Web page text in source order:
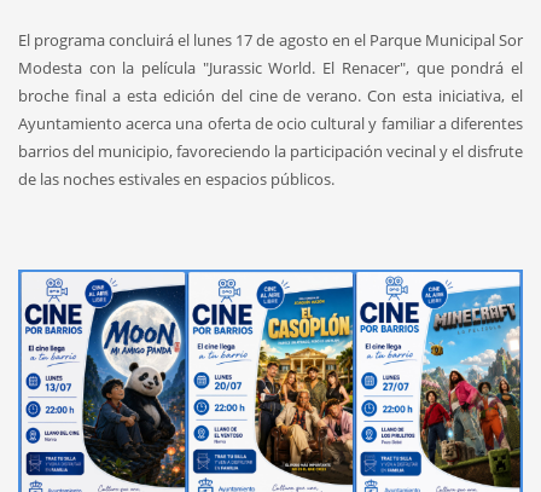
El programa concluirá el lunes 17 de agosto en el Parque Municipal Sor
Modesta con la película "Jurassic World. El Renacer", que pondrá el
broche final a esta edición del cine de verano. Con esta iniciativa, el
Ayuntamiento acerca una oferta de ocio cultural y familiar a diferentes
barrios del municipio, favoreciendo la participación vecinal y el disfrute
de las noches estivales en espacios públicos.